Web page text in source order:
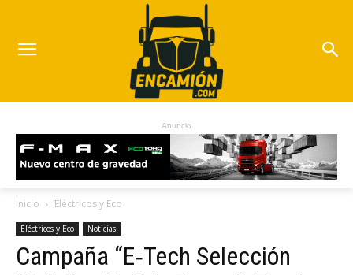
Anuncio
Inicio Eléctricos y Eco
Eléctricos y Eco Noticias
Campaña “E‑Tech Selección